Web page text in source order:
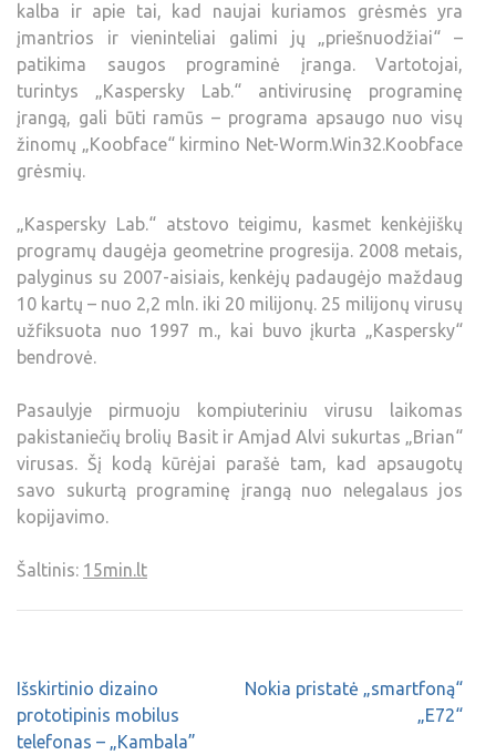
kalba ir apie tai, kad naujai kuriamos grėsmės yra
įmantrios ir vieninteliai galimi jų „priešnuodžiai“ –
patikima saugos programinė įranga. Vartotojai,
turintys „Kaspersky Lab.“ antivirusinę programinę
įrangą, gali būti ramūs – programa apsaugo nuo visų
žinomų „Koobface“ kirmino Net-Worm.Win32.Koobface
grėsmių.
„Kaspersky Lab.“ atstovo teigimu, kasmet kenkėjiškų
programų daugėja geometrine progresija. 2008 metais,
palyginus su 2007-aisiais, kenkėjų padaugėjo maždaug
10 kartų – nuo 2,2 mln. iki 20 milijonų. 25 milijonų virusų
užfiksuota nuo 1997 m., kai buvo įkurta „Kaspersky“
bendrovė.
Pasaulyje pirmuoju kompiuteriniu virusu laikomas
pakistaniečių brolių Basit ir Amjad Alvi sukurtas „Brian“
virusas. Šį kodą kūrėjai parašė tam, kad apsaugotų
savo sukurtą programinę įrangą nuo nelegalaus jos
kopijavimo.
Šaltinis: 15min.lt
Išskirtinio dizaino
prototipinis mobilus
telefonas – „Kambala”
Nokia pristatė „smartfoną“
„E72“